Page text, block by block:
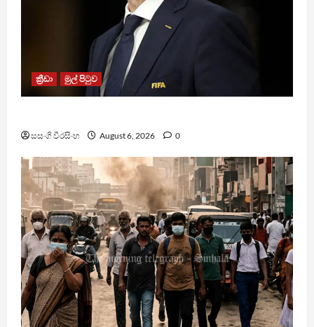
ක්‍රීඩා මුල් පිටුව
සසංගි වීරසිංහ August 6, 2026 0